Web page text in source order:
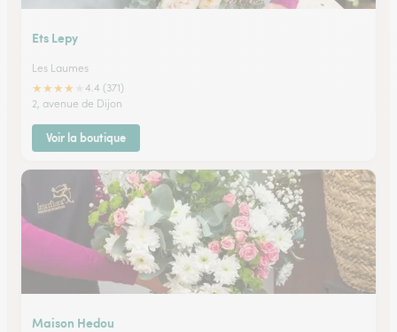
Ets Lepy
Les Laumes
★★★★
4.4 (371)
2, avenue de Dijon
Voir la boutique
Maison Hedou